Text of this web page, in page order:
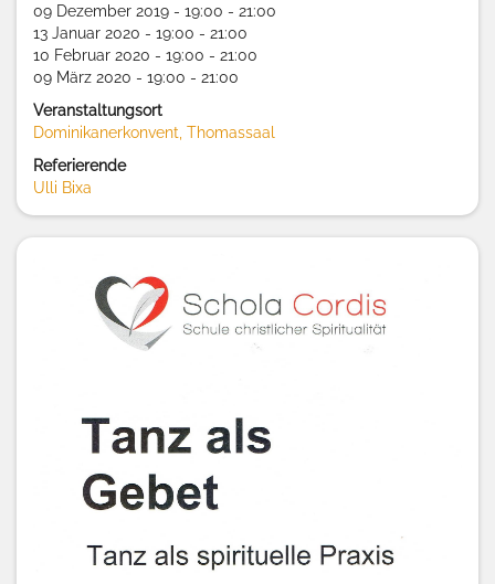
09 Dezember 2019 - 19:00 - 21:00
13 Januar 2020 - 19:00 - 21:00
10 Februar 2020 - 19:00 - 21:00
09 März 2020 - 19:00 - 21:00
Veranstaltungsort
Dominikanerkonvent, Thomassaal
Referierende
Ulli Bixa